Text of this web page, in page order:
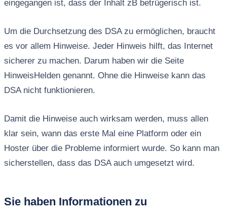
eingegangen ist, dass der Inhalt zB betrügerisch ist.
Um die Durchsetzung des DSA zu ermöglichen, braucht
es vor allem Hinweise. Jeder Hinweis hilft, das Internet
sicherer zu machen. Darum haben wir die Seite
HinweisHelden genannt. Ohne die Hinweise kann das
DSA nicht funktionieren.
Damit die Hinweise auch wirksam werden, muss allen
klar sein, wann das erste Mal eine Platform oder ein
Hoster über die Probleme informiert wurde. So kann man
sicherstellen, dass das DSA auch umgesetzt wird.
Sie haben Informationen zu